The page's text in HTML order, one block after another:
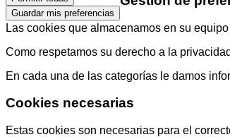
Guardar mis preferencias
Las cookies que almacenamos en su
Como respetamos su derecho a la
En cada una de las categorías le damos
Cookies necesarias
Estas cookies son necesarias para el